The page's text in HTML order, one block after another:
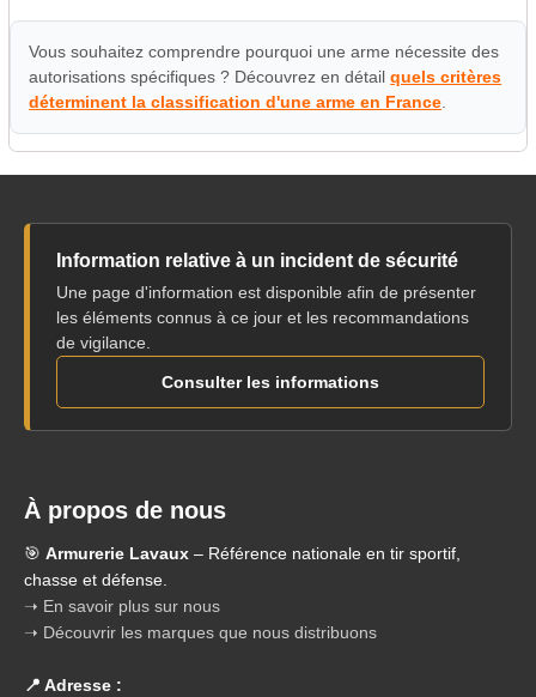
Vous souhaitez comprendre pourquoi une arme nécessite des
autorisations spécifiques ? Découvrez en détailquels critères
déterminent la classification d'une arme en France
Information relative à un incident de sécurité
Une page d'information est disponible afin de présenter
les éléments connus à ce jour et les recommandations
de vigilance.
Consulter les informations
À propos de nous
🎯 Armurerie Lavaux – Référence nationale en tir sportif,
chasse et défense.
➝ En savoir plus sur nous
➝ Découvrir les marques que nous distribuons
📍 Adresse :